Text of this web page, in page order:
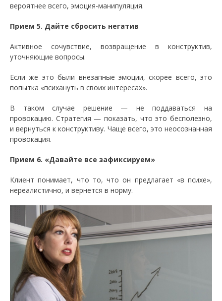
вероятнее всего, эмоция-манипуляция.
Прием 5. Дайте сбросить негатив
Активное сочувствие, возвращение в конструктив,
уточняющие вопросы.
Если же это были внезапные эмоции, скорее всего, это
попытка «психануть в своих интересах».
В таком случае решение — не поддаваться на
провокацию. Стратегия — показать, что это бесполезно,
и вернуться к конструктиву. Чаще всего, это неосознанная
провокация.
Прием 6. «Давайте все зафиксируем»
Клиент понимает, что то, что он предлагает «в психе»,
нереалистично, и вернется в норму.